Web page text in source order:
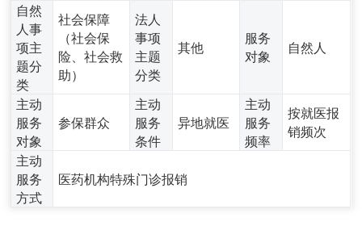
自然
人事
项主
题分
类
社会保障
（社会保
险、社会救
助）
法人
事项
主题
分类
其他
服务
对象
自然人
主动
服务
对象
参保群众
主动
服务
条件
异地就医
主动
服务
频率
按就医报
销频次
主动
服务
方式
医药机构特殊门诊报销